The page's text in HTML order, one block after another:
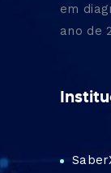
em
ano de